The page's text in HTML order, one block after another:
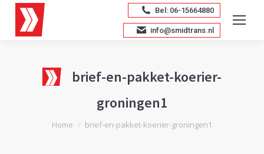
Bel: 06-15664880
info@smidtrans.nl
brief-en-pakket-koerier-
groningen1
Je bent hier:
Home brief-en-pakket-koerier-groningen1